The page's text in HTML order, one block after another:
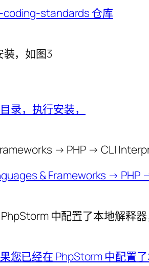
，如图3
→ PHP → CLI
中配置了本地解释